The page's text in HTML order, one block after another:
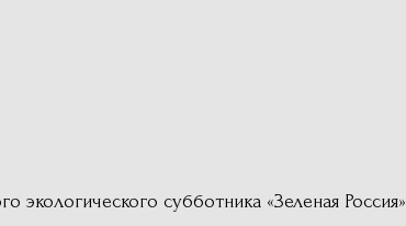
экологического субботника «Зеленая Россия»